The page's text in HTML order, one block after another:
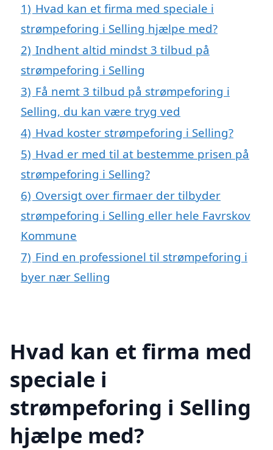
1) Hvad kan et firma med speciale i
strømpeforing i Selling hjælpe med?
2) Indhent altid mindst 3 tilbud på
strømpeforing i Selling
3) Få nemt 3 tilbud på strømpeforing i
Selling, du kan være tryg ved
4) Hvad koster strømpeforing i Selling?
5) Hvad er med til at bestemme prisen på
strømpeforing i Selling?
6) Oversigt over firmaer der tilbyder
strømpeforing i Selling eller hele Favrskov
Kommune
7) Find en professionel til strømpeforing i
byer nær Selling
Hvad kan et firma med
speciale i
strømpeforing i Selling
hjælpe med?